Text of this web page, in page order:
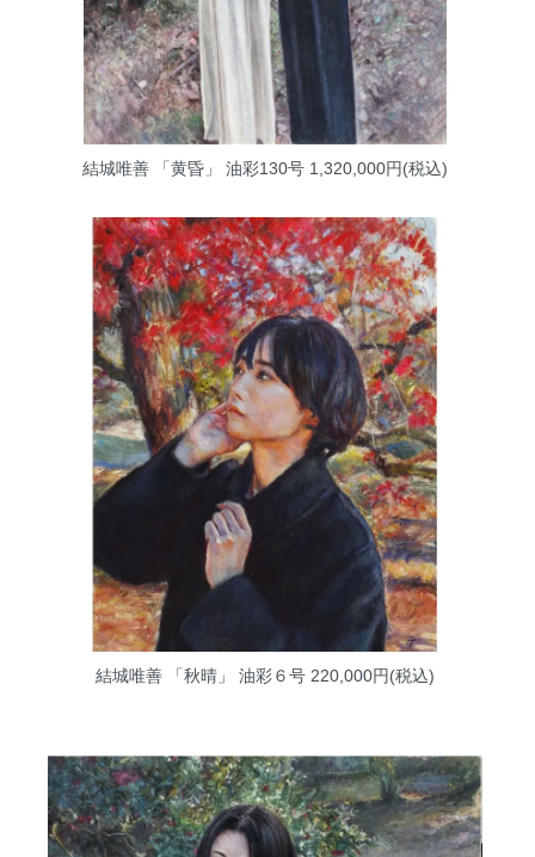
結城唯善 「黄昏」 油彩130号1,320,000円(税込)
結城唯善 「秋晴」 油彩６号220,000円(税込)